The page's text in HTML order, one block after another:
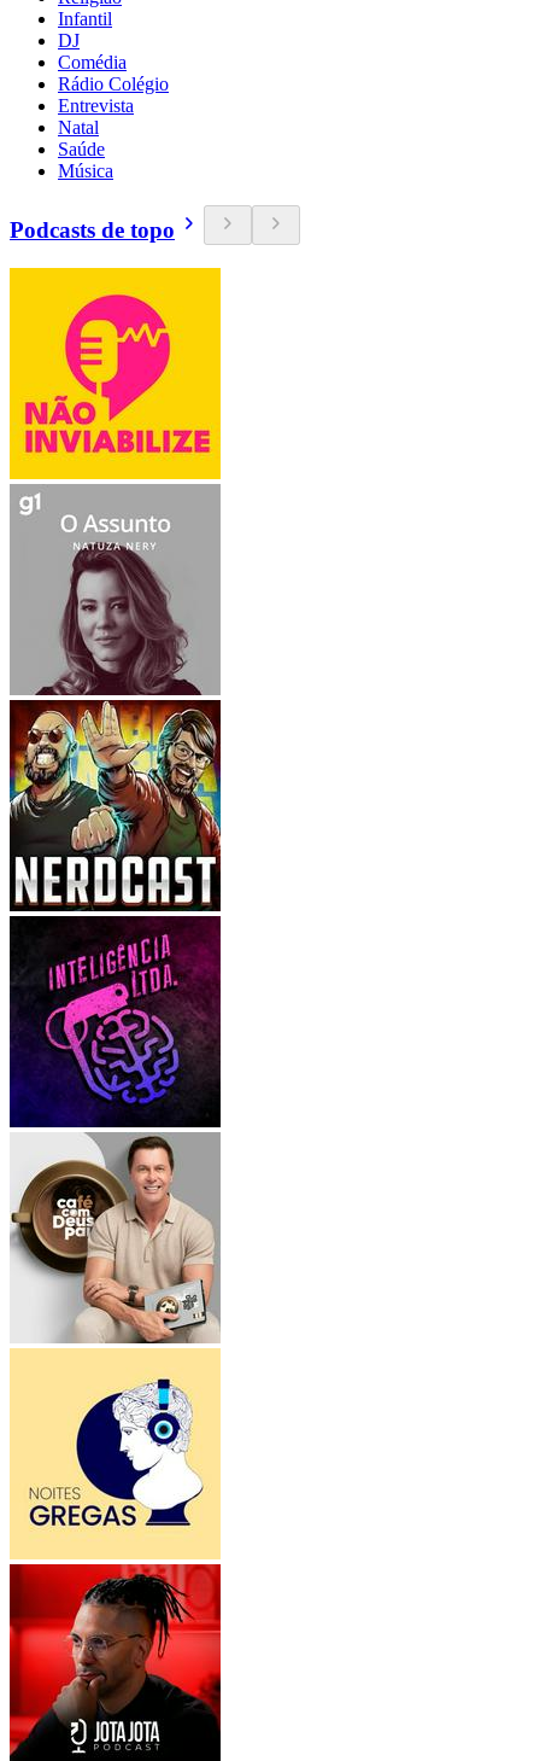
Infantil
DJ
Comédia
Rádio Colégio
Entrevista
Natal
Saúde
Música
Podcasts de topo